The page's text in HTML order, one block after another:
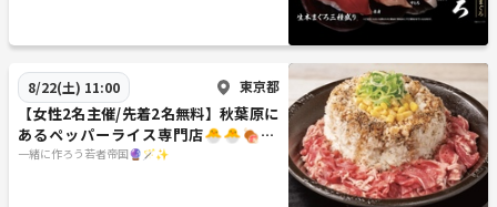
8/22(土) 11:00 東京都
【女性2名主催/先着2名無料】秋葉原に
あるペッパーライス専門店🐣🐣🍖🌱
🏠に行こう✨✨20代30代限定
一緒に作ろう若者帝国🔮🪄︎︎✨